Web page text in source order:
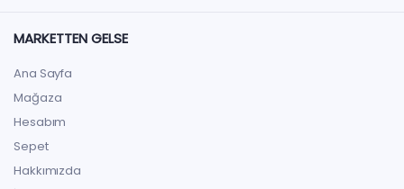
MARKETTEN GELSE
Ana Sayfa
Mağaza
Hesabım
Sepet
Hakkımızda